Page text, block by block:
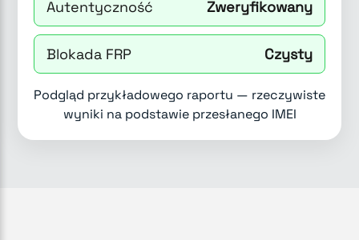
Autentyczność Zweryfikowany
Blokada FRP Czysty
Podgląd przykładowego raportu — rzeczywiste
wyniki na podstawie przesłanego IMEI